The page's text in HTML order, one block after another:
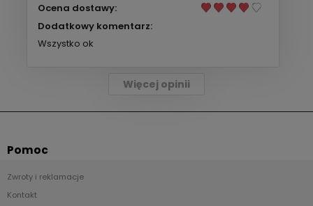
Ocena dostawy:
Dodatkowy komentarz:
Wszystko ok
Więcej opinii
Pomoc
Zwroty i reklamacje
Kontakt